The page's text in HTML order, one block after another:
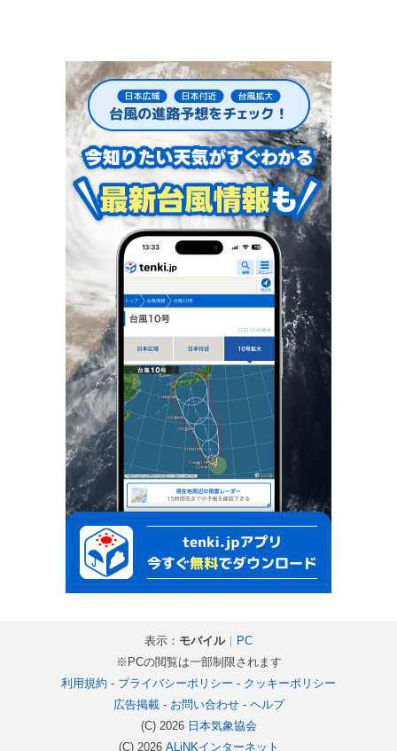
表示： モバイル｜
PC
※PCの閲覧は一部制限されます
利用規約 - プライバシーポリシー - クッキーポリシー
広告掲載- お問い合わせ- ヘルプ
(C) 2026 日本気象協会
(C) 2026 ALiNKインターネット